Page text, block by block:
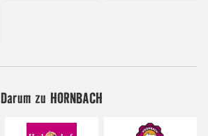
Darum zu HORNBACH